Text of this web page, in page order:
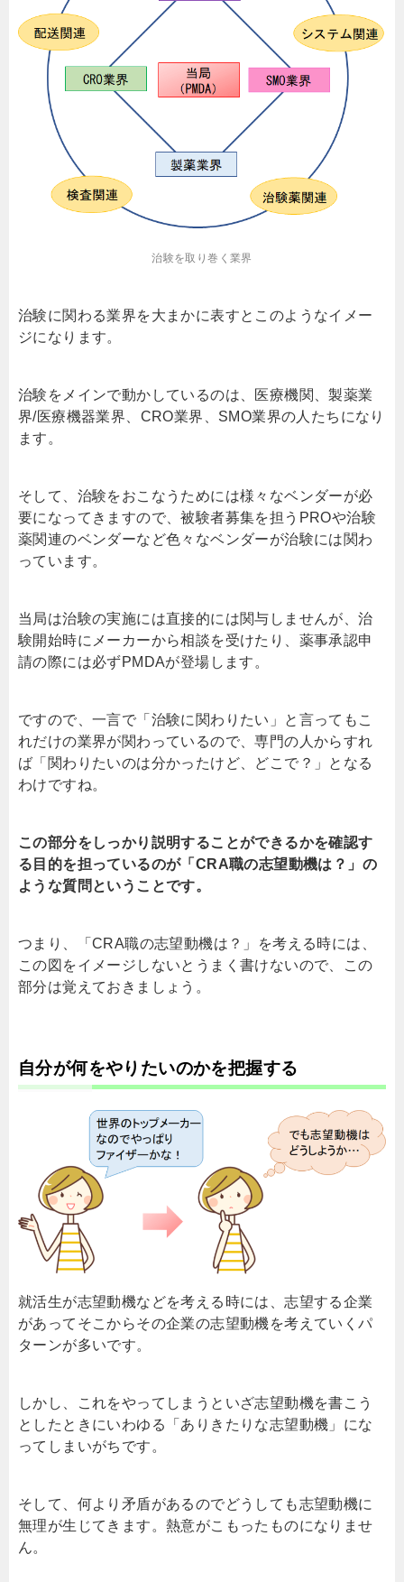
治験を取り巻く業界
治験に関わる業界を大まかに表すとこのようなイメー
ジになります。
治験をメインで動かしているのは、医療機関、製薬業
界/医療機器業界、CRO業界、SMO業界の人たちになり
ます。
そして、治験をおこなうためには様々なベンダーが必
要になってきますので、被験者募集を担うPROや治験
薬関連のベンダーなど色々なベンダーが治験には関わ
っています。
当局は治験の実施には直接的には関与しませんが、治
験開始時にメーカーから相談を受けたり、薬事承認申
請の際には必ずPMDAが登場します。
ですので、一言で「治験に関わりたい」と言ってもこ
れだけの業界が関わっているので、専門の人からすれ
ば「関わりたいのは分かったけど、どこで？」となる
わけですね。
この部分をしっかり説明することができるかを確認す
る目的を担っているのが「CRA職の志望動機は？」の
ような質問ということです。
つまり、「CRA職の志望動機は？」を考える時には、
この図をイメージしないとうまく書けないので、この
部分は覚えておきましょう。
自分が何をやりたいのかを把握する
就活生が志望動機などを考える時には、志望する企業
があってそこからその企業の志望動機を考えていくパ
ターンが多いです。
しかし、これをやってしまうといざ志望動機を書こう
としたときにいわゆる「ありきたりな志望動機」にな
ってしまいがちです。
そして、何より矛盾があるのでどうしても志望動機に
無理が生じてきます。熱意がこもったものになりませ
ん。